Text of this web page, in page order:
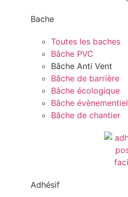
Bache
Toutes les baches
Bâche PVC
Bâche Anti Vent
Bâche de barrière
Bâche écologique
Bâche évènementiel
Bâche de chantier
Adhésif